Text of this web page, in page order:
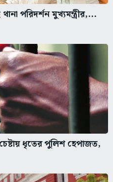
পরিদর্শন মুখ্যমন্ত্রীর,...
ধৃতের পুলিশ হেপাজত,